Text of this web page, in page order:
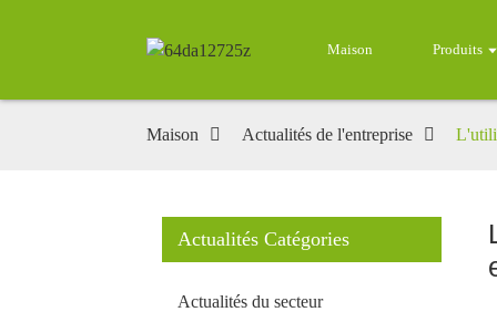
Maison Produits
Maison Actualités de l'entreprise
Actualités Catégories
Actualités du secteur